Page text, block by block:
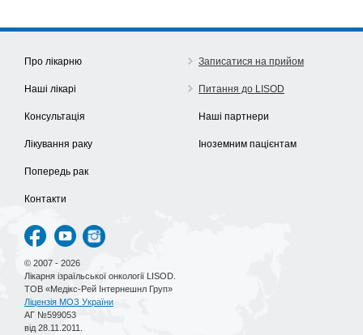
Про лікарню
Наші лікарі
Консультація
Лікування раку
Попередь рак
Контакти
Записатися на прийом
Питання до LISOD
Наші партнери
Іноземним пацієнтам
© 2007 - 2026
Лікарня ізраїльської онкології LISOD.
ТОВ «Медікс-Рей Інтернешнл Груп»
Ліцензія МОЗ України
АГ №599053
від 28.11.2011.